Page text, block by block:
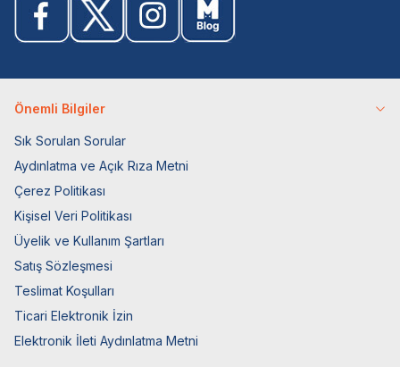
Önemli Bilgiler
Sık Sorulan Sorular
Aydınlatma ve Açık Rıza Metni
Çerez Politikası
Kişisel Veri Politikası
Üyelik ve Kullanım Şartları
Satış Sözleşmesi
Teslimat Koşulları
Ticari Elektronik İzin
Elektronik İleti Aydınlatma Metni